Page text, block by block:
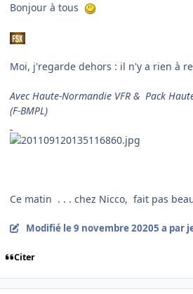
Bonjour à tous
Moi, j'regarde dehors : il n'y a rien à
Avec Haute-Normandie VFR & Pack
(F-BMPL)
Ce matin . . . chez Nicco, fait pas
Modifié le 9 novembre 20205 a par
Citer